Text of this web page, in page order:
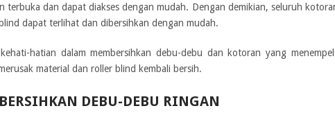
terbuka dan dapat diakses dengan mudah. Dengan demikian, seluruh
dapat terlihat dan dibersihkan dengan mudah.
hatian dalam membersihkan debu-debu dan kotoran yang
material dan roller blind kembali bersih.
BERSIHKAN DEBU-DEBU RINGAN